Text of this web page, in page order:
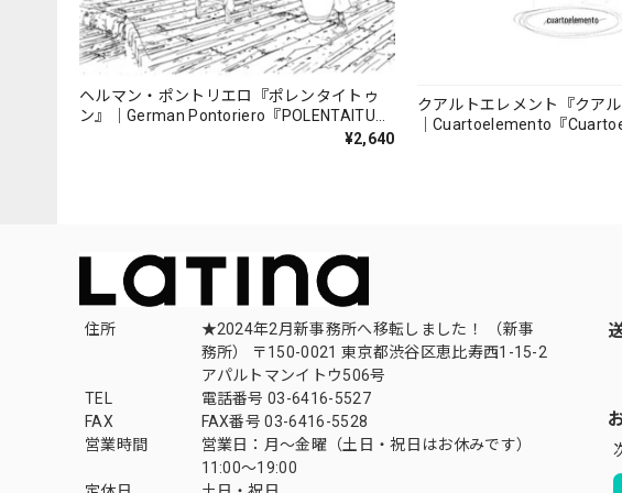
ヘルマン・ポントリエロ『ポレンタイトゥ
ン』｜German Pontoriero『POLENTAITUM
¥2,640
クアルトエレメント『クアル
｜Cuartoelemento『
住所
★2024年2月新事務所へ移転しました！ （新事
務所） 〒150-0021 東京都渋谷区恵比寿西1-15-2
アパルトマンイトウ506号
TEL
電話番号 03-6416-5527
FAX
FAX番号 03-6416-5528
営業時間
営業日：月〜金曜（土日・祝日はお休みです）
11:00〜19:00